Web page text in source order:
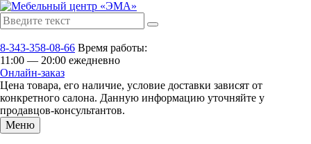
8-343-358-08-66 Время работы:
11:00 — 20:00 ежедневно
Онлайн-заказ
Цена товара, его наличие, условие доставки зависят от
конкретного салона. Данную информацию уточняйте у
продавцов-консультантов.
Меню